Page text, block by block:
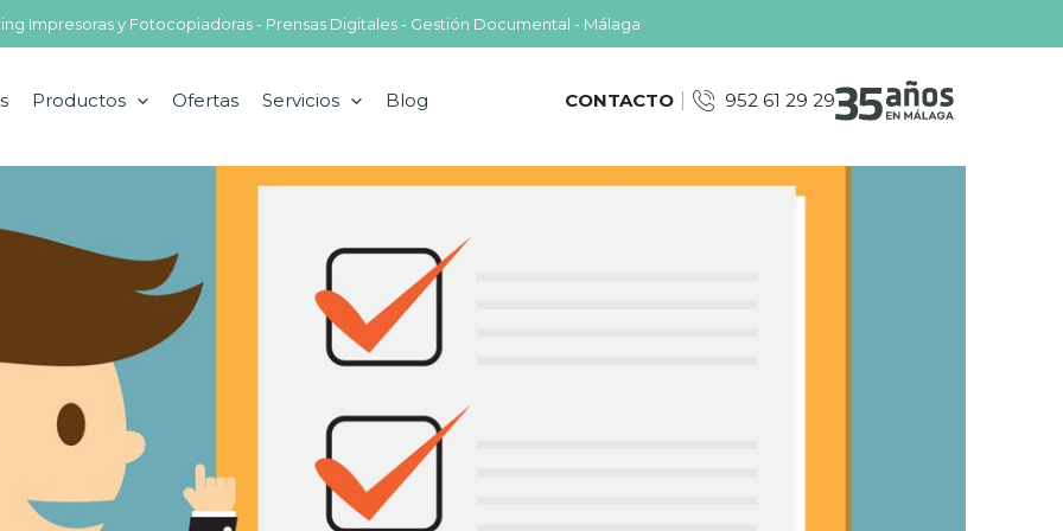
Impresoras y Fotocopiadoras - Prensas Digitales - Gestión Documental - Málaga
Productos Ofertas Servicios Blog CONTACTO 952 61 29 29